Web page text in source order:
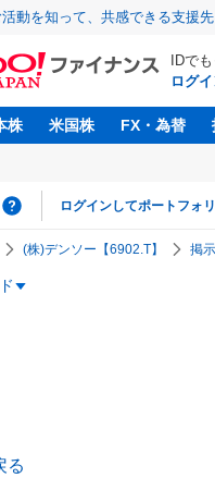
動を知って、共感できる支援
IDで
ログ
株 米国株 FX・為替
ログインしてポートフォ
(株)デンソー【6902.T】 掲
る